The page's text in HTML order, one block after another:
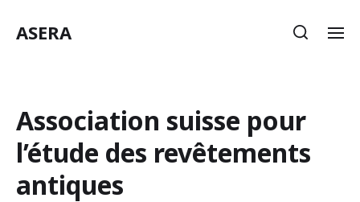
ASERA
Association suisse pour
l’étude des revêtements
antiques